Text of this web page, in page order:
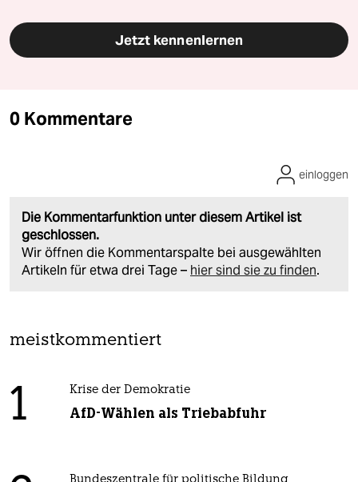
Jetzt kennenlernen
0 Kommentare
Die Kommentarfunktion unter diesem Artikel ist
geschlossen.
Wir öffnen die Kommentarspalte bei ausgewählten
Artikeln für etwa drei Tage – hier sind sie zu finden.
einloggen
meistkommentiert
1 Krise der Demokratie
AfD-Wählen als Triebabfuhr